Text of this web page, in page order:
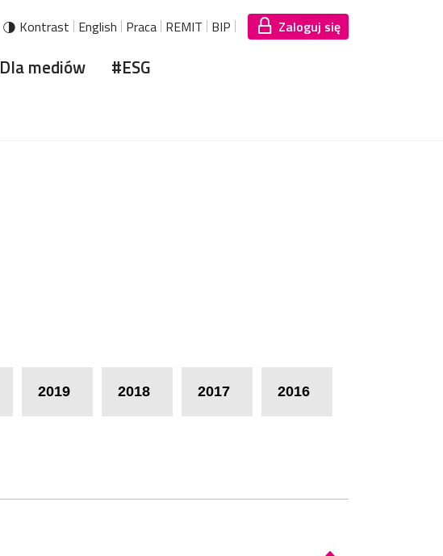
Zaloguj się
Dla mediów #ESG
Kontrast English Praca REMIT BIP
2019 2018 2017 2016